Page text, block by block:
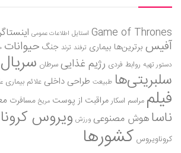
Game of Thrones استایل اطلاعات عمومی
آفیس برترین‌ها بیماری ترفند ترند جنگ حیوانات
دستور تهیه روابط فردی رژیم غذاییسرطان سریال
سلبریتی‌ها طبیعت طراحی داخلی علائم بیماری
فیلم مراسم اسکارمراقبت از پوست مریخ مسافرت
ناساهوش مصنوعی ورزش ویروس کرونا
کروناویروس کشورها